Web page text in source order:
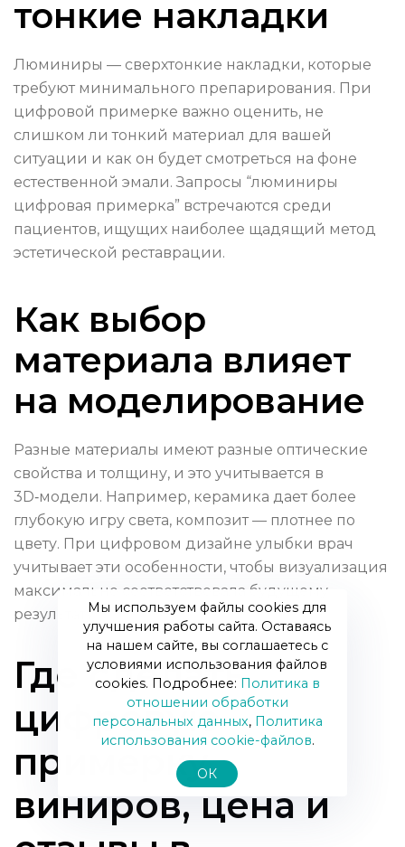
тонкие накладки
Люминиры — сверхтонкие накладки, которые
требуют минимального препарирования. При
цифровой примерке важно оценить, не
слишком ли тонкий материал для вашей
ситуации и как он будет смотреться на фоне
естественной эмали. Запросы “люминиры
цифровая примерка” встречаются среди
пациентов, ищущих наиболее щадящий метод
эстетической реставрации.
Как выбор
материала влияет
на моделирование
Разные материалы имеют разные оптические
свойства и толщину, и это учитывается в
3D‑модели. Например, керамика дает более
глубокую игру света, композит — плотнее по
цвету. При цифровом дизайне улыбки врач
учитывает эти особенности, чтобы визуализация
максимально соответствовала будущему
результату.
Где сделать
цифровую
примерку
виниров, цена и
Мы используем файлы cookies для
улучшения работы сайта. Оставаясь
на нашем сайте, вы соглашаетесь с
условиями использования файлов
cookies. Подробнее: Политика в
отношении обработки
персональных данных, Политика
использования сookie-файлов.
ОК